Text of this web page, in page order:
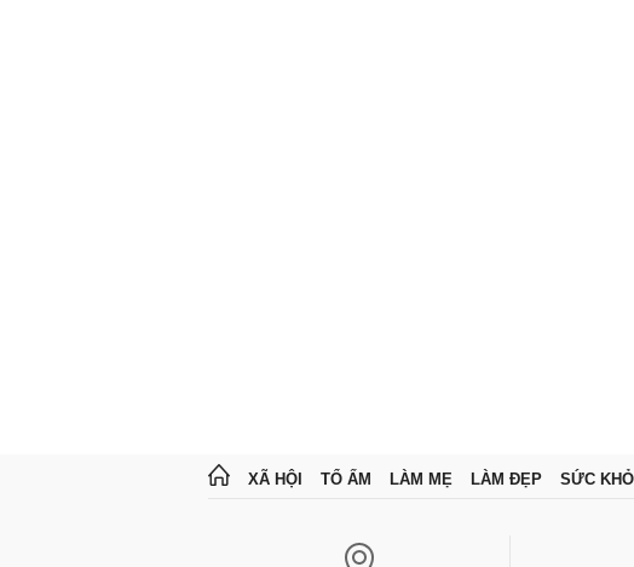
XÃ HỘI TỔ ẤM LÀM MẸ LÀM ĐẸP SỨC